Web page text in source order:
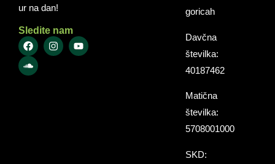
ur na dan!
Sledite nam
goricah
Davčna
številka:
40187462
Matična
številka:
5708001000
SKD: